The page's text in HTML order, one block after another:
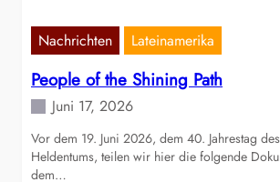
Nachrichten Lateinamerika
People of the Shining Path
Juni 17, 2026
Vor dem 19. Juni 2026, dem 40. Jahrestag
Heldentums, teilen wir hier die folgende
dem…